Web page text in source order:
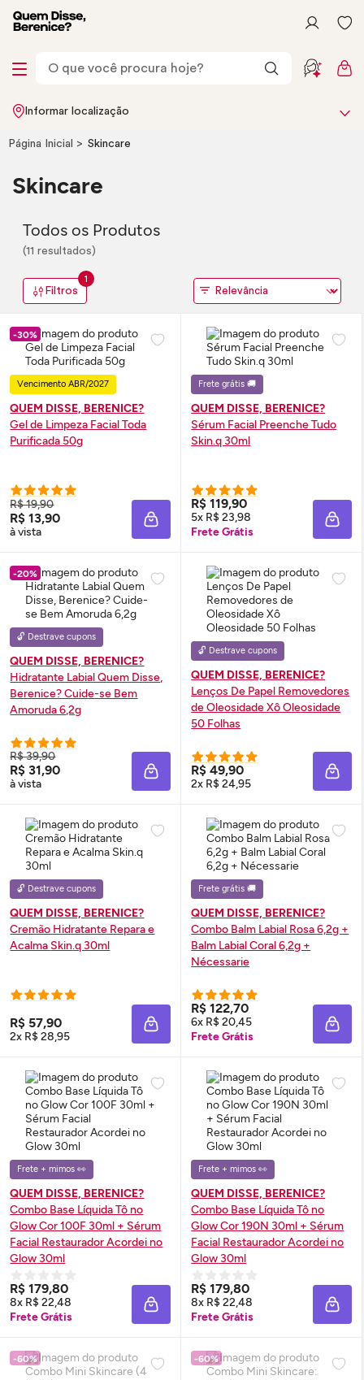
Informar localização
Página Inicial Skincare
Skincare
Todos os Produtos
(11 resultados)
Filtros
1
-30%
Vencimento ABR/2027
QUEM DISSE, BERENICE?
Gel de Limpeza Facial Toda
Purificada 50g
R$ 19,90
R$ 13,90
à vista ADICIONAR À SACOLA
Frete grátis 🚚
QUEM DISSE, BERENICE?
Sérum Facial Preenche Tudo
Skin.q 30ml
R$ 119,90
5x R$ 23,98
Frete Grátis
-20%
🔓 Destrave cupons
QUEM DISSE, BERENICE?
Hidratante Labial Quem Disse,
Berenice? Cuide-se Bem
Amoruda 6,2g
R$ 39,90
R$ 31,90
à vista ADICIONAR À SACOLA
🔓 Destrave cupons
QUEM DISSE, BERENICE?
Lenços De Papel Removedores
de Oleosidade Xô Oleosidade
50 Folhas
R$ 49,90
2x R$ 24,95
🔓 Destrave cupons
QUEM DISSE, BERENICE?
Cremão Hidratante Repara e
Acalma Skin.q 30ml
R$ 57,90
2x R$ 28,95 ADICIONAR À SACOLA
Frete grátis 🚚
QUEM DISSE, BERENICE?
Combo Balm Labial Rosa 6,2g +
Balm Labial Coral 6,2g +
Nécessarie
R$ 122,70
6x R$ 20,45
Frete Grátis
Frete + mimos 👀
QUEM DISSE, BERENICE?
Combo Base Líquida Tô no
GlowCor 100F 30ml + Sérum
Facial Restaurador Acordei no
Glow 30ml
R$ 179,80
8x R$ 22,48
Frete Grátis
ADICIONAR À SACOLA
Frete + mimos 👀
QUEM DISSE, BERENICE?
Combo Base Líquida Tô no
GlowCor 190N 30ml + Sérum
Facial Restaurador Acordei no
Glow 30ml
R$ 179,80
8x R$ 22,48
Frete Grátis
-60% -60%